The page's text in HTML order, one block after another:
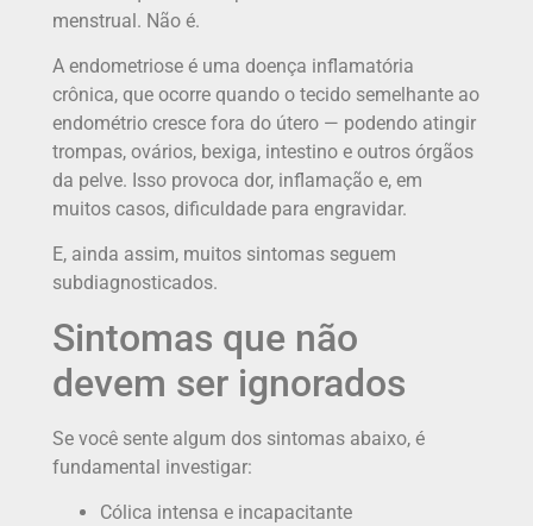
menstrual. Não é.
A endometriose é uma doença inflamatória
crônica, que ocorre quando o tecido semelhante ao
endométrio cresce fora do útero — podendo atingir
trompas, ovários, bexiga, intestino e outros órgãos
da pelve. Isso provoca dor, inflamação e, em
muitos casos, dificuldade para engravidar.
E, ainda assim, muitos sintomas seguem
subdiagnosticados.
Sintomas que não
devem ser ignorados
Se você sente algum dos sintomas abaixo, é
fundamental investigar:
Cólica intensa e incapacitante